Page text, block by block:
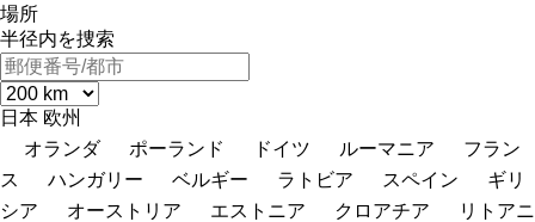
場所
半径内を捜索
日本 欧州
オランダ
ポーランド ドイツ ルーマニア
フラン
ス
ハンガリー ベルギー ラトビア スペイン
ギリ
シア
オーストリア エストニア クロアチア
リトアニ